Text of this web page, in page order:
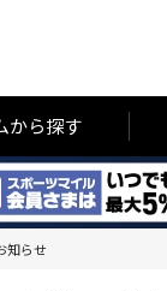
から探す
知らせ